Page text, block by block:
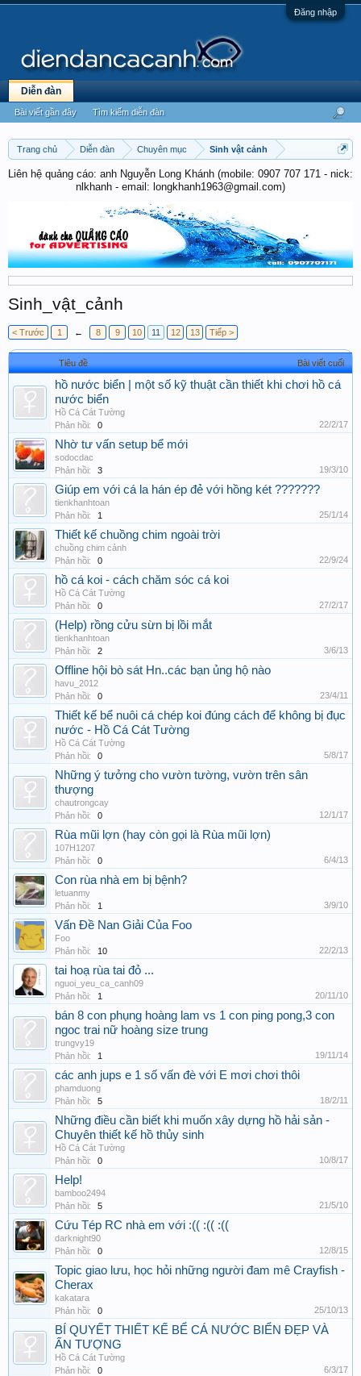
Đăng nhập
Trang chủ Diễn đàn Chuyên mục Sinh vật cảnh
Liên hệ quảng cáo: anh Nguyễn Long Khánh (mobile: 0907 707 171 - nick:
nlkhanh - email: longkhanh1963@gmail.com)
Sinh_vật_cảnh
< Trước 1 ← 8 9 10 11 12 13 Tiếp >
Tiêu đề Bài viết cuối
hồ nước biển | một số kỹ thuật cần thiết khi chơi hồ cá
nước biển
Hồ Cá Cát Tường
Phản hồi:
0 22/2/17
Nhờ tư vấn setup bể mới
sodocdac
Phản hồi:
3 19/3/10
Giúp em với cá la hán ép đẻ với hồng két ???????
tienkhanhtoan
Phản hồi:
1 25/1/14
Thiết kế chuồng chim ngoài trời
chuồng chim cảnh
Phản hồi:
0 22/9/24
hồ cá koi - cách chăm sóc cá koi
Hồ Cá Cát Tường
Phản hồi:
0 27/2/17
(Help) rồng cửu sừn bị lồi mắt
tienkhanhtoan
Phản hồi:
2 3/6/13
Offline hội bò sát Hn..các bạn ủng hộ nào
havu_2012
Phản hồi:
0 23/4/11
Thiết kế bể nuôi cá chép koi đúng cách để không bị đục
nước - Hồ Cá Cát Tường
Hồ Cá Cát Tường
Phản hồi:
0 5/8/17
Những ý tưởng cho vườn tường, vườn trên sân
thượng
chautrongcay
Phản hồi:
0 12/1/17
Rùa mũi lợn (hay còn gọi là Rùa mũi lợn)
107H1207
Phản hồi:
0 6/4/13
Con rùa nhà em bị bệnh?
letuanmy
Phản hồi:
1 3/9/10
Vấn Đề Nan Giải Của Foo
Foo
Phản hồi:
10 22/2/13
tai hoạ rùa tai đỏ ...
nguoi_yeu_ca_canh09
Phản hồi:
1 20/11/10
bán 8 con phụng hoàng lam vs 1 con ping pong,3 con
ngoc trai nữ hoàng size trung
trungvy19
Phản hồi:
1 19/11/14
các anh jups e 1 số vấn đè với E mơi chơi thôi
phamduong
Phản hồi:
5 18/2/11
Những điều cần biết khi muốn xây dựng hồ hải sản -
Chuyên thiết kế hồ thủy sinh
Hồ Cá Cát Tường
Phản hồi:
0 10/8/17
Help!
bamboo2494
Phản hồi:
5 21/5/10
Cứu Tép RC nhà em với :(( :(( :((
darknight90
Phản hồi:
0 12/8/15
Topic giao lưu, học hỏi những người đam mê Crayfish -
Cherax
kakatara
Phản hồi:
0 25/10/13
BÍ QUYẾT THIẾT KẾ BỂ CÁ NƯỚC BIỂN ĐẸP VÀ
ẤN TƯỢNG
Hồ Cá Cát Tường
Phản hồi:
0
6/3/17
Diễn đàn
Bài viết gần đây Tìm kiếm diễn đàn